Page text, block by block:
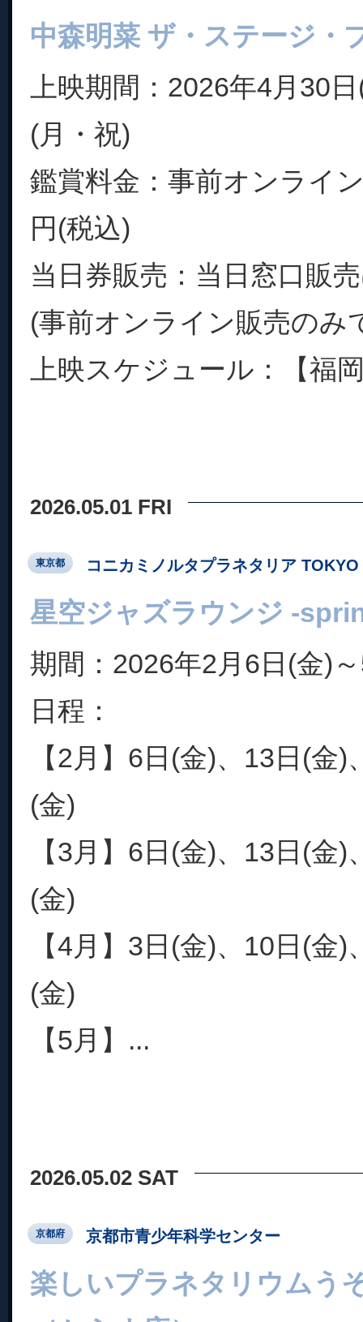
中森明菜 ザ・ステージ・
上映期間：2026年4月30
(月・祝)
鑑賞料金：事前オンライ
円(税込)
当日券販売：当日窓口販
(事前オンライン販売のみ
上映スケジュール：【福
2026.05.01 FRI
東京都 コニカミノルタプラネタリア TOKYO
星空ジャズラウンジ -
期間：2026年2月6日(金)
日程：
【2月】6日(金)、13日(金
(金)
【3月】6日(金)、13日(金
(金)
【4月】3日(金)、10日(金
(金)
【5月】...
2026.05.02 SAT
京都府 京都市青少年科学センター
楽しいプラネタリウムう